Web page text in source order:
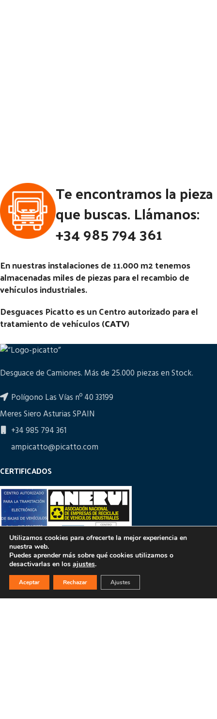
Te encontramos la pieza
que buscas. Llámanos:
+34 985 794 361
En nuestras instalaciones de 11.000 m2 tenemos
almacenadas miles de piezas para el recambio de
vehículos industriales.
Desguaces Picatto es un Centro autorizado para el
tratamiento de vehículos (CATV)
Desguace de Camiones. Más de 25.000 piezas en Stock.
Polígono Las Vías nº 40 33199
Meres Siero Asturias SPAIN
+34 985 794 361
ampicatto@picatto.com
CERTIFICADOS
PULSA PARA MÁS INFORMACIÓN
Utilizamos cookies para ofrecerte la mejor experiencia en
nuestra web.
Puedes aprender más sobre qué cookies utilizamos o
desactivarlas en los ajustes.
Aceptar Rechazar Ajustes